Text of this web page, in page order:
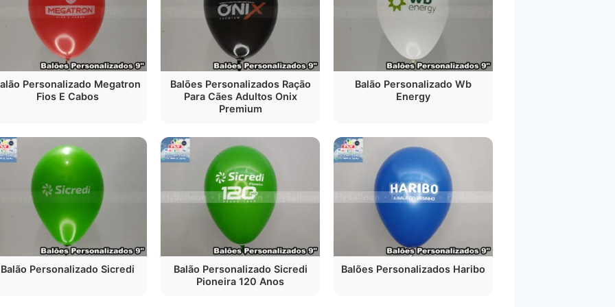
Personalizado Megatron
Fios E Cabos
Balões Personalizados Ração
Para Cães Adultos Onix
Premium
Balão Personalizado Wb
Energy
Balão Personalizado Sicredi
Balão Personalizado Sicredi
Pioneira 120 Anos
Balões Personalizados Haribo